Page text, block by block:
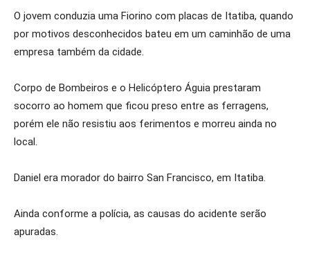
O jovem conduzia uma Fiorino com placas de Itatiba, quando
por motivos desconhecidos bateu em um caminhão de uma
empresa também da cidade.
Corpo de Bombeiros e o Helicóptero Águia prestaram
socorro ao homem que ficou preso entre as ferragens,
porém ele não resistiu aos ferimentos e morreu ainda no
local.
Daniel era morador do bairro San Francisco, em Itatiba.
Ainda conforme a polícia, as causas do acidente serão
apuradas.